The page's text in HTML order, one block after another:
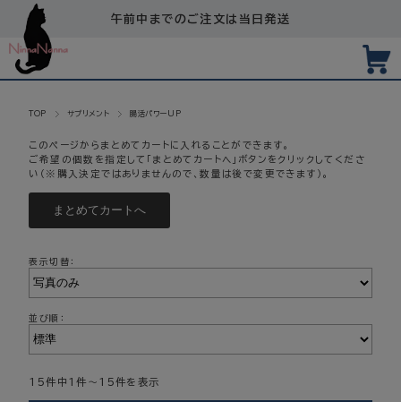
午前中までのご注文は当日発送
TOP サプリメント 腸活パワーUP
このページからまとめてカートに入れることができます。
ご希望の個数を指定して「まとめてカートへ」ボタンをクリックしてくださ
い（※購入決定ではありませんので、数量は後で変更できます）。
表示切替：
並び順：
15件中1件～15件を表示